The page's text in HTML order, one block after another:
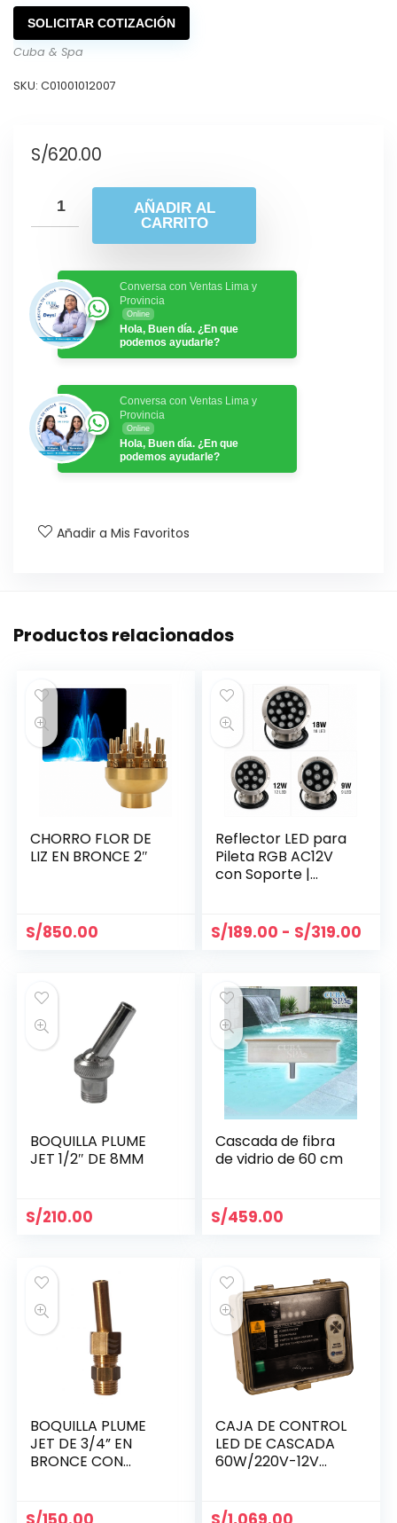
SOLICITAR COTIZACIÓN
Cuba & Spa
SKU: C01001012007
S/620.00
AÑADIR AL
CARRITO
Conversa con Ventas Lima y
Provincia
Online
Hola, Buen día. ¿En que
podemos ayudarle?
Conversa con Ventas Lima y
Provincia
Online
Hola, Buen día. ¿En que
podemos ayudarle?
Añadir a Mis Favoritos
Productos relacionados
CHORRO FLOR DE
LIZ EN BRONCE 2″
S/850.00
Reflector LED para
Pileta RGB AC12V
con Soporte |
S/189.00 - S/319.00
BOQUILLA PLUME
JET 1/2″ DE 8MM
S/210.00
Cascada de fibra
de vidrio de 60 cm
S/459.00
BOQUILLA PLUME
JET DE 3/4” EN
BRONCE CON
CAJA DE CONTROL
LED DE CASCADA
60W/220V-12V